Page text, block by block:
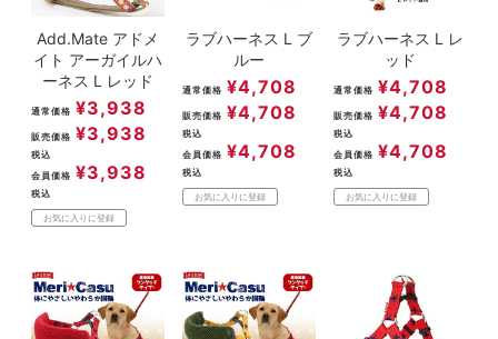
Add.Mate アドメ
イト アーガイルハ
ーネス L レッド
通常価格 ¥3,938
販売価格 ¥3,938
税込
会員価格 ¥3,938
税込
お気に入りに登録
ラブハーネス L ブ
ルー
通常価格 ¥4,708
販売価格 ¥4,708
税込
会員価格 ¥4,708
税込
お気に入りに登録
ラブハーネス L レ
ッド
通常価格 ¥4,708
販売価格 ¥4,708
税込
会員価格 ¥4,708
税込
お気に入りに登録